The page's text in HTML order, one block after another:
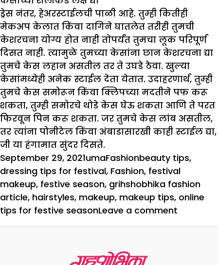
ड्रेस नंतर, हेअरस्टाईलची पाळी आहे. तुम्ही कितीही
मेकअप केलात किंवा दागिने घातलेत तरीही तुमची
केशरचना योग्य होत नाही तोपर्यंत तुमचा लूक परिपूर्ण
दिसत नाही. त्यामुळे तुमच्या केसांना छान केशरचना द्या
तुमचे केस लहान असतील तर ते उघडे ठेवा. खुल्या
केसांमध्येही अनेक स्टाईल देता येतात. उदाहरणार्थ, तुम्ही
तुमचे केस समोरून किंवा क्लिपच्या मदतीने पफ करू
शकता, तुम्ही समोरचे थोडे केस घेऊ शकता आणि ते परत
फिरवून पिन करू शकता. जर तुमचे केस लांब असतील,
तर त्यांना पोनीटेल किंवा अंबाडासारखी काही स्टाईल द्या,
जी या हंगामात सुंदर दिसते.
Posted
on
September 29, 2021Author
umaCategories
FashionTags
beauty tips,
dressing tips for festival, Fashion, festival
makeup, festive season, grihshobhika fashion
article, hairstyles, makeup, makeup tips, online
tips for festive seasonLeave a comment